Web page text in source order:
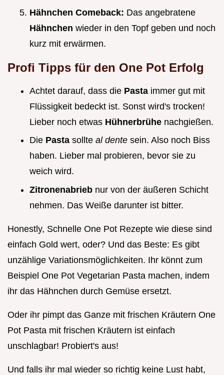
Hähnchen Comeback: Das angebratene
Hähnchen wieder in den Topf geben und noch
kurz mit erwärmen.
Profi Tipps für den One Pot Erfolg
Achtet darauf, dass die Pasta immer gut mit
Flüssigkeit bedeckt ist. Sonst wird's trocken!
Lieber noch etwas Hühnerbrühe nachgießen.
Die Pasta sollte al dente sein. Also noch Biss
haben. Lieber mal probieren, bevor sie zu
weich wird.
Zitronenabrieb nur von der äußeren Schicht
nehmen. Das Weiße darunter ist bitter.
Honestly, Schnelle One Pot Rezepte wie diese sind
einfach Gold wert, oder? Und das Beste: Es gibt
unzählige Variationsmöglichkeiten. Ihr könnt zum
Beispiel One Pot Vegetarian Pasta machen, indem
ihr das Hähnchen durch Gemüse ersetzt.
Oder ihr pimpt das Ganze mit frischen Kräutern One
Pot Pasta mit frischen Kräutern ist einfach
unschlagbar! Probiert's aus!
Und falls ihr mal wieder so richtig keine Lust habt,